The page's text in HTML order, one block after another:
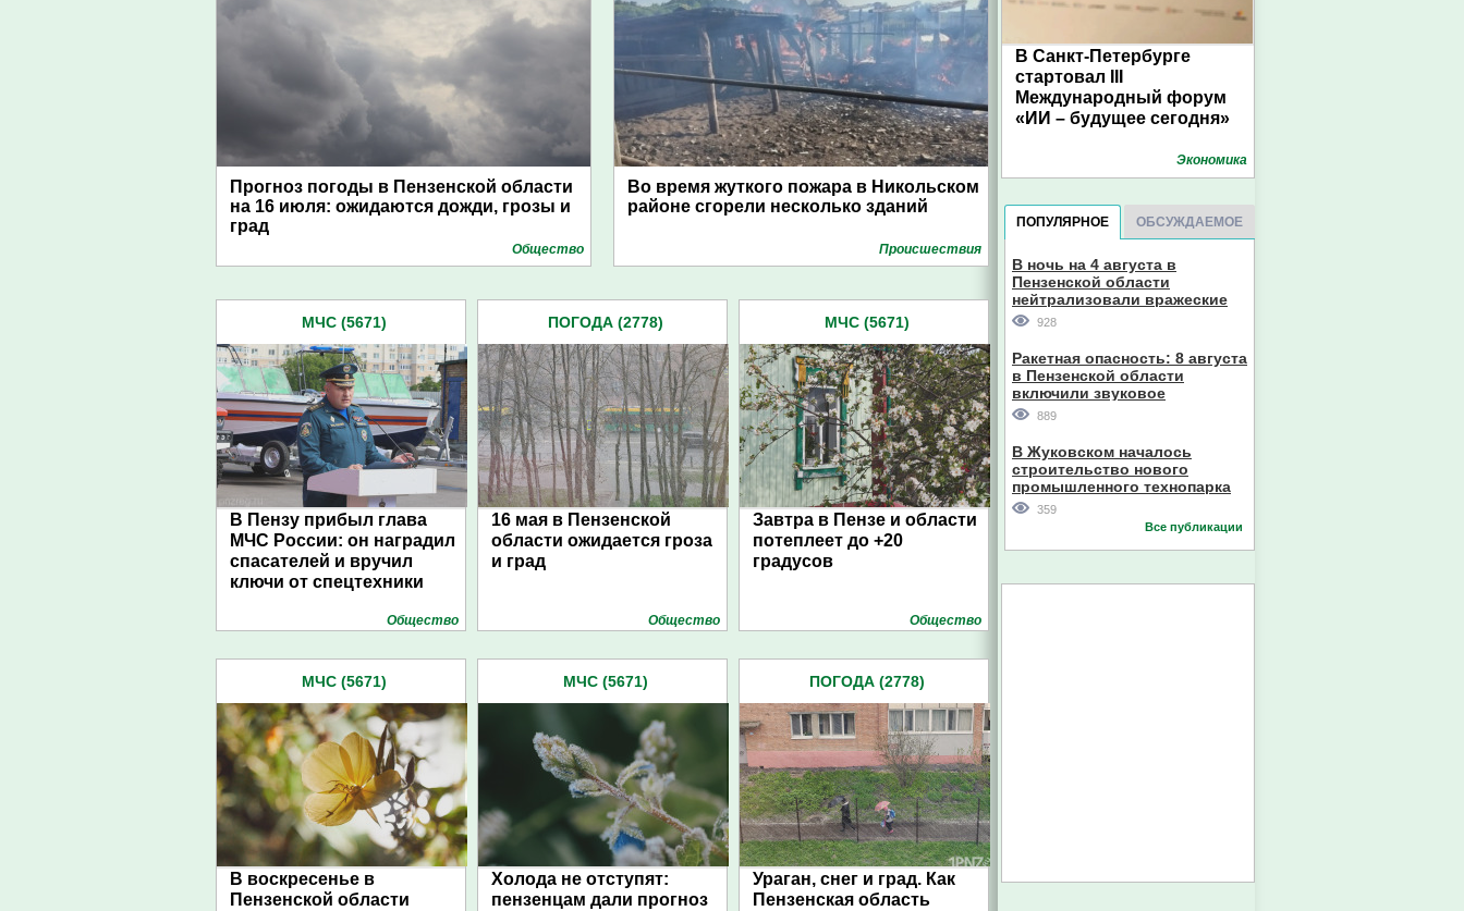
Прогноз погоды в Пензенской области
на 16 июля: ожидаются дожди, грозы и
град
Общество
Во время жуткого пожара в Никольском
районе сгорели несколько зданий
Проиcшествия
МЧС (5671)
В Пензу прибыл глава
МЧС России: он наградил
спасателей и вручил
ключи от спецтехники
Общество
ПОГОДА (2778)
16 мая в Пензенской
области ожидается гроза
и град
Общество
МЧС (5671)
Завтра в Пензе и области
потеплеет до +20
градусов
Общество
МЧС (5671)
В воскресенье в
Пензенской области
МЧС (5671)
Холода не отступят:
пензенцам дали прогноз
ПОГОДА (2778)
Ураган, снег и град. Как
Пензенская область
В Санкт-Петербурге
стартовал III
Международный форум
«ИИ – будущее сегодня»
Экономика
ПОПУЛЯРНОЕ ОБСУЖДАЕМОЕ
В ночь на 4 августа в
Пензенской области
нейтрализовали вражеские
дроны
928
Ракетная опасность: 8 августа
в Пензенской области
включили звуковое
оповещение
889
В Жуковском началось
строительство нового
промышленного технопарка
359
Все публикации